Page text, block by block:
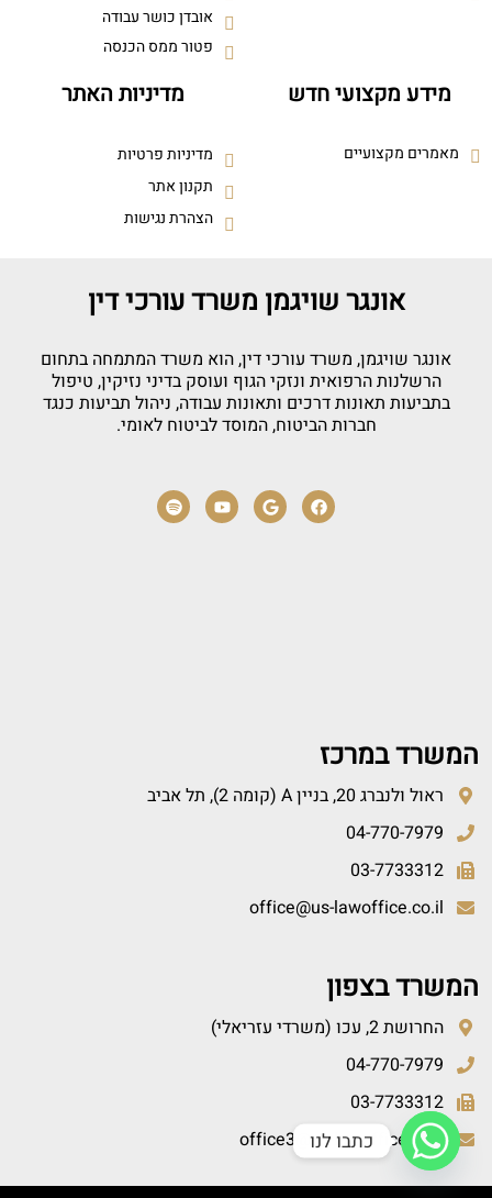
אובדן כושר עבודה
פטור ממס הכנסה
מידע מקצועי חדש
מאמרים מקצועיים
מדיניות האתר
מדיניות פרטיות
תקנון אתר
הצהרת נגישות
אונגר שויגמן משרד עורכי דין
אונגר שויגמן, משרד עורכי דין, הוא משרד המתמחה בתחום
הרשלנות הרפואית ונזקי הגוף ועוסק בדיני נזיקין, טיפול
בתביעות תאונות דרכים ותאונות עבודה, ניהול תביעות כנגד
חברות הביטוח, המוסד לביטוח לאומי.
המשרד במרכז
ראול ולנברג 20, בניין A (קומה 2), תל אביב
04-770-7979
03-7733312
office@us-lawoffice.co.il
המשרד בצפון
החרושת 2, עכו (משרדי עזריאלי)
04-770-7979
03-7733312
office3@us-lawoffice.co.il
כתבו לנו